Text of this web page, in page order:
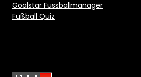
Goalstar Fussballmanager
Fußball Quiz